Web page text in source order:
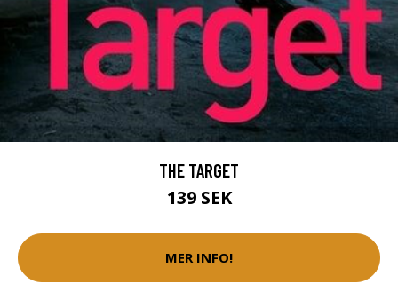
THE TARGET
139 SEK
MER INFO!